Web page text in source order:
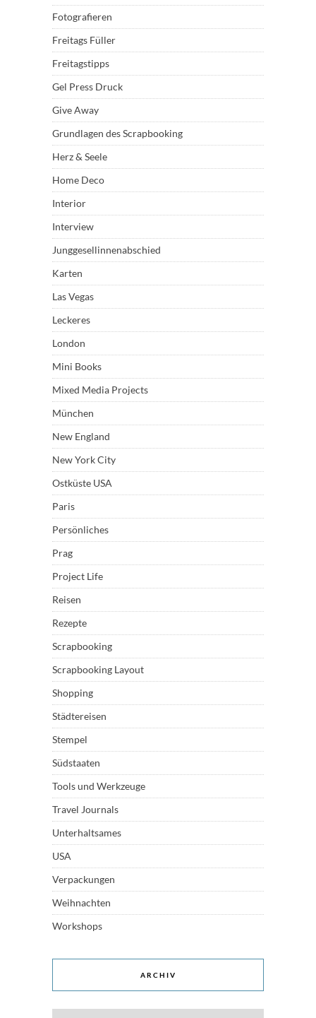
Fotografieren
Freitags Füller
Freitagstipps
Gel Press Druck
Give Away
Grundlagen des Scrapbooking
Herz & Seele
Home Deco
Interior
Interview
Junggesellinnenabschied
Karten
Las Vegas
Leckeres
London
Mini Books
Mixed Media Projects
München
New England
New York City
Ostküste USA
Paris
Persönliches
Prag
Project Life
Reisen
Rezepte
Scrapbooking
Scrapbooking Layout
Shopping
Städtereisen
Stempel
Südstaaten
Tools und Werkzeuge
Travel Journals
Unterhaltsames
USA
Verpackungen
Weihnachten
Workshops
ARCHIV